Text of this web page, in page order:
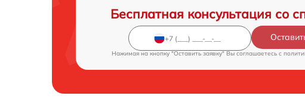
Бесплатная консультация со
Нажимая на кнопку "Оставить заявку" Вы соглашаетесь c